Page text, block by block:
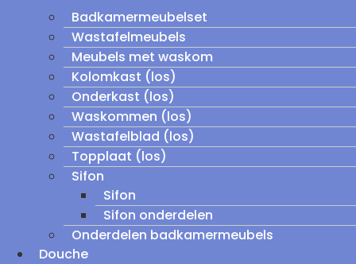
Badkamermeubelset
Wastafelmeubels
Meubels met waskom
Kolomkast (los)
Onderkast (los)
Waskommen (los)
Wastafelblad (los)
Topplaat (los)
Sifon
Sifon
Sifon onderdelen
Onderdelen badkamermeubels
Douche